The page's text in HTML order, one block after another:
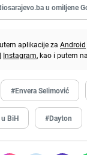
u omiljene
aplikacije za Android
| Instagram, kao i putem
#Envera Selimović
BiH #Dayton